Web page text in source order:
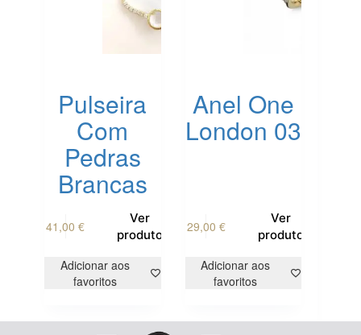
Pulseira
Com
Pedras
Brancas
41,00€
Ver
produto
product
multiple
variants.
Adicionar aos
favoritos
Anel One
London 03
29,00 €
Ver
produto
product
multiple
variants.
Adicionar aos
favoritos